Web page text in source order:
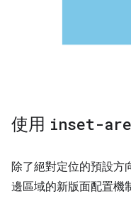
使用 inset-
除了絕對定位的預設方
邊區域的新版面配置機